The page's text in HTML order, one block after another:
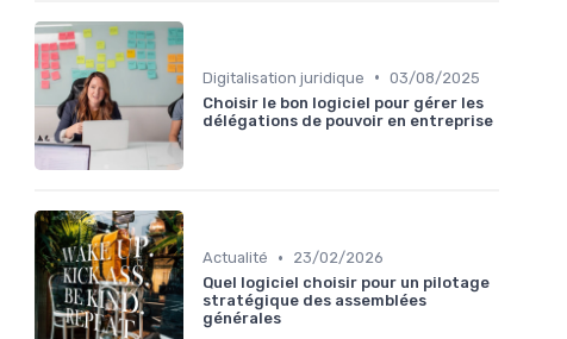
Digitalisation juridique • 03/08/2025
Choisir le bon logiciel pour gérer les
délégations de pouvoir en entreprise
Actualité •
23/02/2026
Quel logiciel choisir pour un pilotage
stratégique des assemblées
générales